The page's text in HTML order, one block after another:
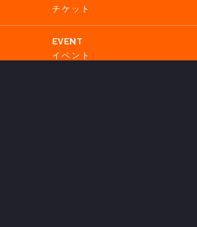
チケット
EVENT
イベント